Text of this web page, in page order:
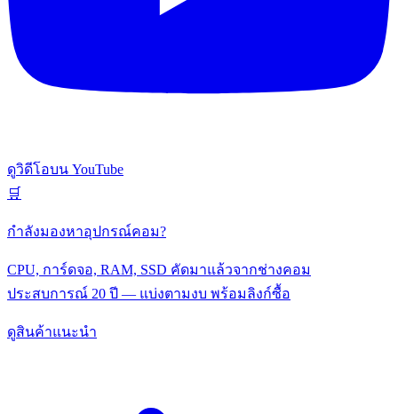
ดูวิดีโอบน YouTube
🛒
กำลังมองหาอุปกรณ์คอม?
CPU, การ์ดจอ, RAM, SSD คัดมาแล้วจากช่างคอม
ประสบการณ์ 20 ปี — แบ่งตามงบ พร้อมลิงก์ซื้อ
ดูสินค้าแนะนำ